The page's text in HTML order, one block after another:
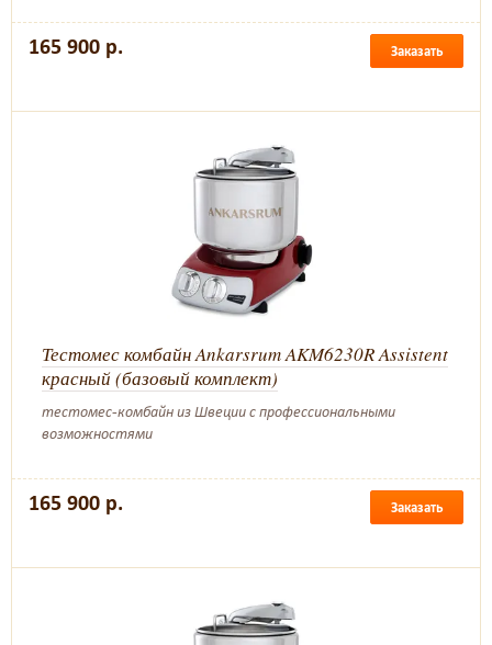
165 900 р. Заказать
Тестомес комбайн Ankarsrum AKM6230R Assistent
красный (базовый комплект)
тестомес-комбайн из Швеции с профессиональными
возможностями
165 900 р. Заказать